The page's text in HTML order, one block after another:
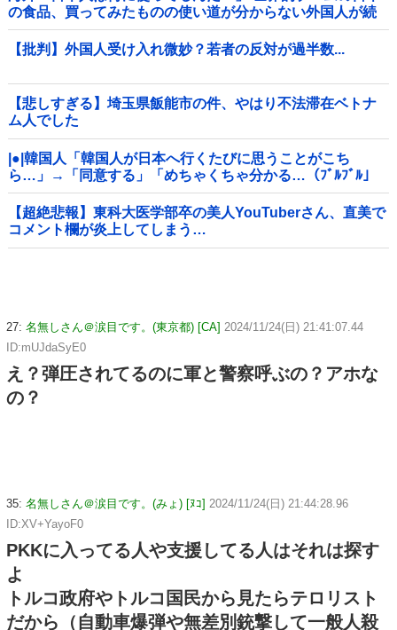
の食品、買ってみたものの使い道が分からない外国人が続
出
【批判】外国人受け入れ微妙？若者の反対が過半数...
【悲しすぎる】埼玉県飯能市の件、やはり不法滞在ベトナ
ム人でした
|●|韓国人「韓国人が日本へ行くたびに思うことがこち
ら…」→「同意する」「めちゃくちゃ分かる…（ﾌﾞﾙﾌﾞﾙ」
＝韓国の反応
【超絶悲報】東科大医学部卒の美人YouTuberさん、直美で
コメント欄が炎上してしまう…
27: 名無しさん＠涙目です。(東京都) [CA] 2024/11/24(日) 21:41:07.44
ID:mUJdaSyE0
え？弾圧されてるのに軍と警察呼ぶの？アホな
の？
35: 名無しさん＠涙目です。(みょ) [ﾇｺ] 2024/11/24(日) 21:44:28.96
ID:XV+YayoF0
PKKに入ってる人や支援してる人はそれは探す
よ
トルコ政府やトルコ国民から見たらテロリスト
だから（自動車爆弾や無差別銃撃して一般人殺